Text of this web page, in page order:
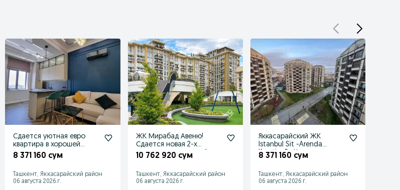
Сдается уютная евро
квартира в хорошей
локации
8 371 160 сум
Ташкент, Яккасарайский район
06 августа 2026 г.
ЖК Мирабад Авеню!
Сдается новая 2-х
комнатная квартира!
10 762 920 сум
Ташкент, Яккасарайский район
06 августа 2026 г.
Яккасарайский ЖК
Istanbul Sit -Arenda
Kvartira 2× Комнатная
8 371 160 сум
Ташкент, Яккасарайский район
06 августа 2026 г.